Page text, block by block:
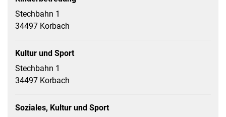
Stechbahn 1
34497 Korbach
Kultur und Sport
Stechbahn 1
34497 Korbach
Soziales, Kultur und Sport